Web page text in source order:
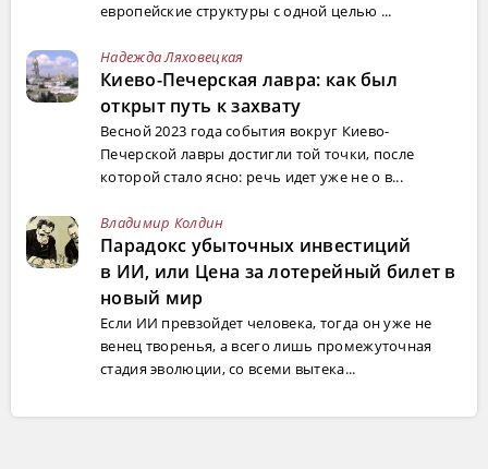
европейские структуры с одной целью ...
Надежда Ляховецкая
Киево-Печерская лавра: как был
открыт путь к захвату
Весной 2023 года события вокруг Киево-
Печерской лавры достигли той точки, после
которой стало ясно: речь идет уже не о в...
Владимир Колдин
Парадокс убыточных инвестиций
в ИИ, или Цена за лотерейный билет в
новый мир
Если ИИ превзойдет человека, тогда он уже не
венец творенья, а всего лишь промежуточная
стадия эволюции, со всеми вытека...